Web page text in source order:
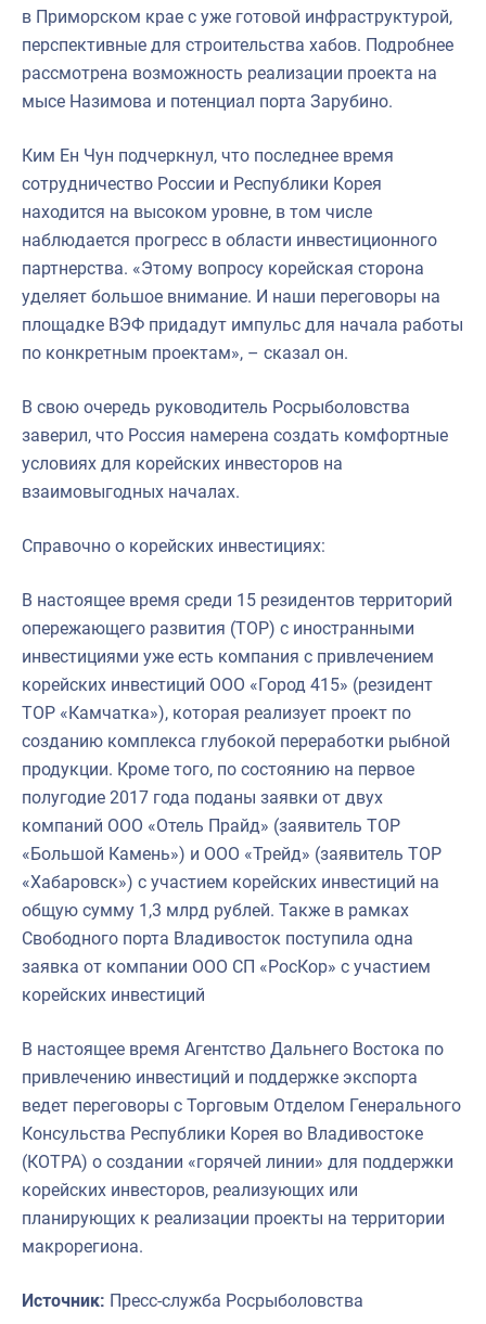
в Приморском крае с уже готовой инфраструктурой,
перспективные для строительства хабов. Подробнее
рассмотрена возможность реализации проекта на
мысе Назимова и потенциал порта Зарубино.
Ким Ен Чун подчеркнул, что последнее время
сотрудничество России и Республики Корея
находится на высоком уровне, в том числе
наблюдается прогресс в области инвестиционного
партнерства. «Этому вопросу корейская сторона
уделяет большое внимание. И наши переговоры на
площадке ВЭФ придадут импульс для начала работы
по конкретным проектам», – сказал он.
В свою очередь руководитель Росрыболовства
заверил, что Россия намерена создать комфортные
условиях для корейских инвесторов на
взаимовыгодных началах.
Справочно о корейских инвестициях:
В настоящее время среди 15 резидентов территорий
опережающего развития (ТОР) с иностранными
инвестициями уже есть компания с привлечением
корейских инвестиций ООО «Город 415» (резидент
ТОР «Камчатка»), которая реализует проект по
созданию комплекса глубокой переработки рыбной
продукции. Кроме того, по состоянию на первое
полугодие 2017 года поданы заявки от двух
компаний ООО «Отель Прайд» (заявитель ТОР
«Большой Камень») и ООО «Трейд» (заявитель ТОР
«Хабаровск») с участием корейских инвестиций на
общую сумму 1,3 млрд рублей. Также в рамках
Свободного порта Владивосток поступила одна
заявка от компании ООО СП «РосКор» с участием
корейских инвестиций
В настоящее время Агентство Дальнего Востока по
привлечению инвестиций и поддержке экспорта
ведет переговоры с Торговым Отделом Генерального
Консульства Республики Корея во Владивостоке
(КОТРА) о создании «горячей линии» для поддержки
корейских инвесторов, реализующих или
планирующих к реализации проекты на территории
макрорегиона.
Источник: Пресс-служба Росрыболовства